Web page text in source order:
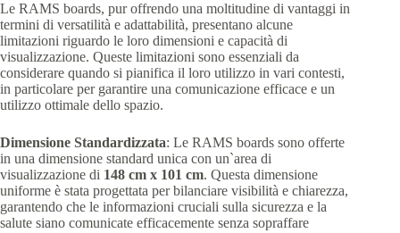
Le RAMS boards, pur offrendo una moltitudine di vantaggi in
termini di versatilità e adattabilità, presentano alcune
limitazioni riguardo le loro dimensioni e capacità di
visualizzazione. Queste limitazioni sono essenziali da
considerare quando si pianifica il loro utilizzo in vari contesti,
in particolare per garantire una comunicazione efficace e un
utilizzo ottimale dello spazio.
Dimensione Standardizzata: Le RAMS boards sono offerte
in una dimensione standard unica con un`area di
visualizzazione di 148 cm x 101 cm. Questa dimensione
uniforme è stata progettata per bilanciare visibilità e chiarezza,
garantendo che le informazioni cruciali sulla sicurezza e la
salute siano comunicate efficacemente senza sopraffare